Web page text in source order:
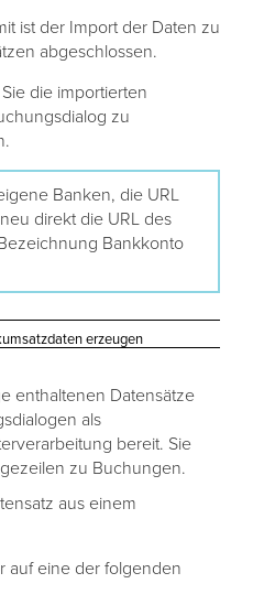
ist der Import der Daten zu
abgeschlossen.
die importierten
zu
Banken, die URL
direkt die URL des
Bankkonto
erzeugen
enthaltenen Datensätze
als
bereit. Sie
zu Buchungen.
aus einem
auf eine der folgenden